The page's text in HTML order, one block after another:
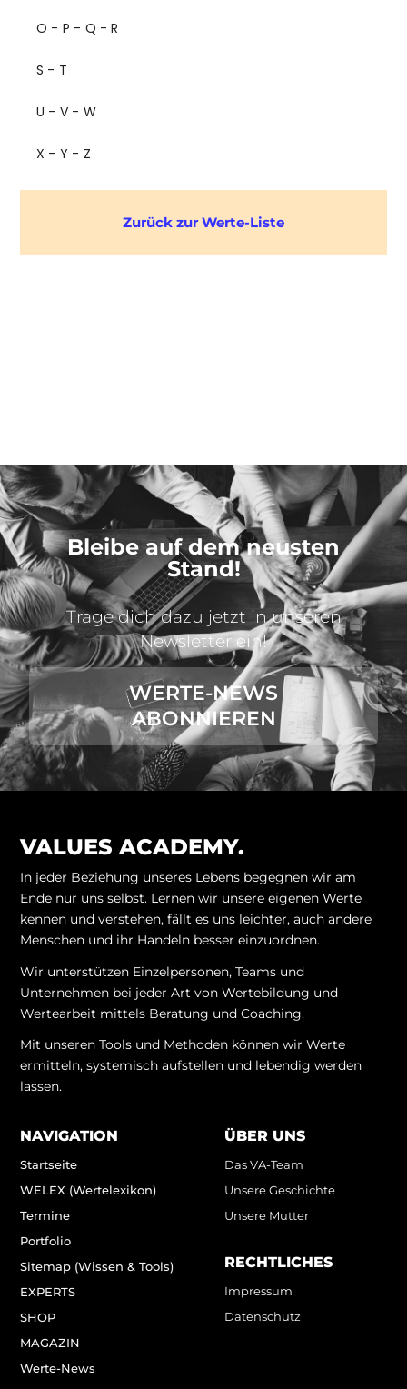
O - P - Q - R
S - T
U - V - W
X - Y - Z
Zurück zur Werte-Liste
Bleibe auf dem neusten
Stand!
Trage dich dazu jetzt in unseren
Newsletter ein!
WERTE-NEWS
ABONNIEREN
VALUES ACADEMY.
In jeder Beziehung unseres Lebens begegnen wir am
Ende nur uns selbst. Lernen wir unsere eigenen Werte
kennen und verstehen, fällt es uns leichter, auch andere
Menschen und ihr Handeln besser einzuordnen.
Wir unterstützen Einzelpersonen, Teams und
Unternehmen bei jeder Art von Wertebildung und
Wertearbeit mittels Beratung und Coaching.
Mit unseren Tools und Methoden können wir Werte
ermitteln, systemisch aufstellen und lebendig werden
lassen.
NAVIGATION
Startseite
WELEX (Wertelexikon)
Termine
Portfolio
Sitemap (Wissen & Tools)
EXPERTS
SHOP
MAGAZIN
Werte-News
ÜBER UNS
Das VA-Team
Unsere Geschichte
Unsere Mutter
RECHTLICHES
Impressum
Datenschutz